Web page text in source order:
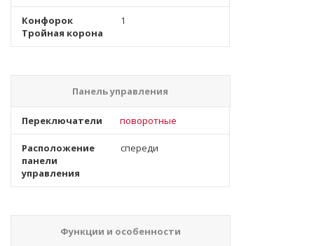
Конфорок
Тройная корона
1
Панель управления
Переключатели поворотные
Расположение
панели
управления
спереди
Функции и особенности